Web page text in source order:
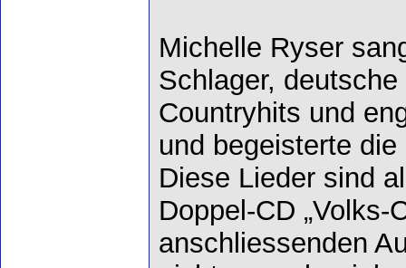
Michelle Ryser
Schlager, deutsche
Countryhits und
und begeisterte
Diese Lieder sind
Doppel-CD „Volks-
anschliessenden